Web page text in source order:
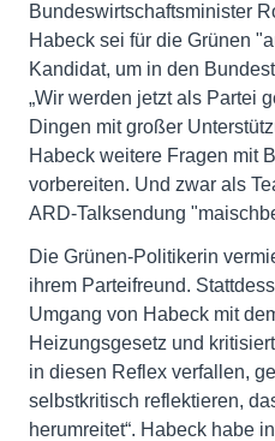
Bundeswirtschaftsminister
Habeck sei für die Grünen
Kandidat, um in den
„Wir werden jetzt als Partei
Dingen mit großer
Habeck weitere Fragen mit
vorbereiten. Und zwar als
ARD-Talksendung
Die Grünen-Politikerin
ihrem Parteifreund.
Umgang von Habeck mit
Heizungsgesetz und
in diesen Reflex verfallen,
selbstkritisch reflektieren,
herumreitet“. Habeck habe